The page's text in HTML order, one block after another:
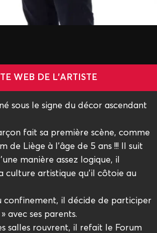
WEB DE L'ARTISTE
sous le signe du décor ascendant
fait sa première scène, comme
de Liège à l’âge de 5 ans !!! Il suit
manière assez logique, il
culture artistique qu’il côtoie au
confinement, il décide de participer
avec ses parents.
salles rouvrent, il refait le Forum